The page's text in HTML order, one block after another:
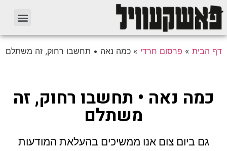
דף הבית » פרסום חרדי » כמה נאה • תחשבו רחוק, זה משתלם
כמה נאה • תחשבו רחוק, זה
משתלם
גם ביום צום אנו ממשיכים בהעלאת המודעות